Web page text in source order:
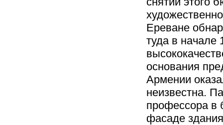
Ереване
туда в начале
основания
Армении
неизвестна.
профессора в
фасаде